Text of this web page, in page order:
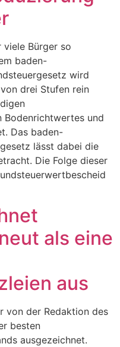
viele Bürger so
baden-
wird
drei Stufen rein
Bodenrichtwertes und
Das baden-
lässt dabei die
Die Folge dieser
als eine
aus
von der Redaktion des
besten
ausgezeichnet.